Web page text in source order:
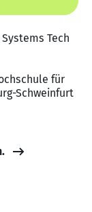
Tech
für
Schweinfurt